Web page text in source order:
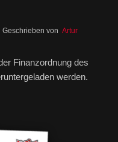
Geschrieben vonArtur
Finanzordnung des
werden.